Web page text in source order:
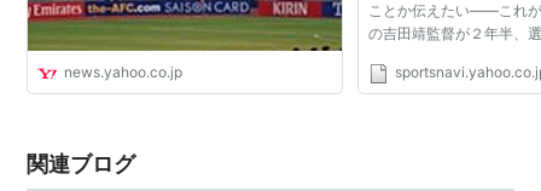
news.yahoo.co.jp
ことか伝えたい――これ
の吉田靖監督が２年半、
ジは確かに彼らに伝わ
関連ブログ